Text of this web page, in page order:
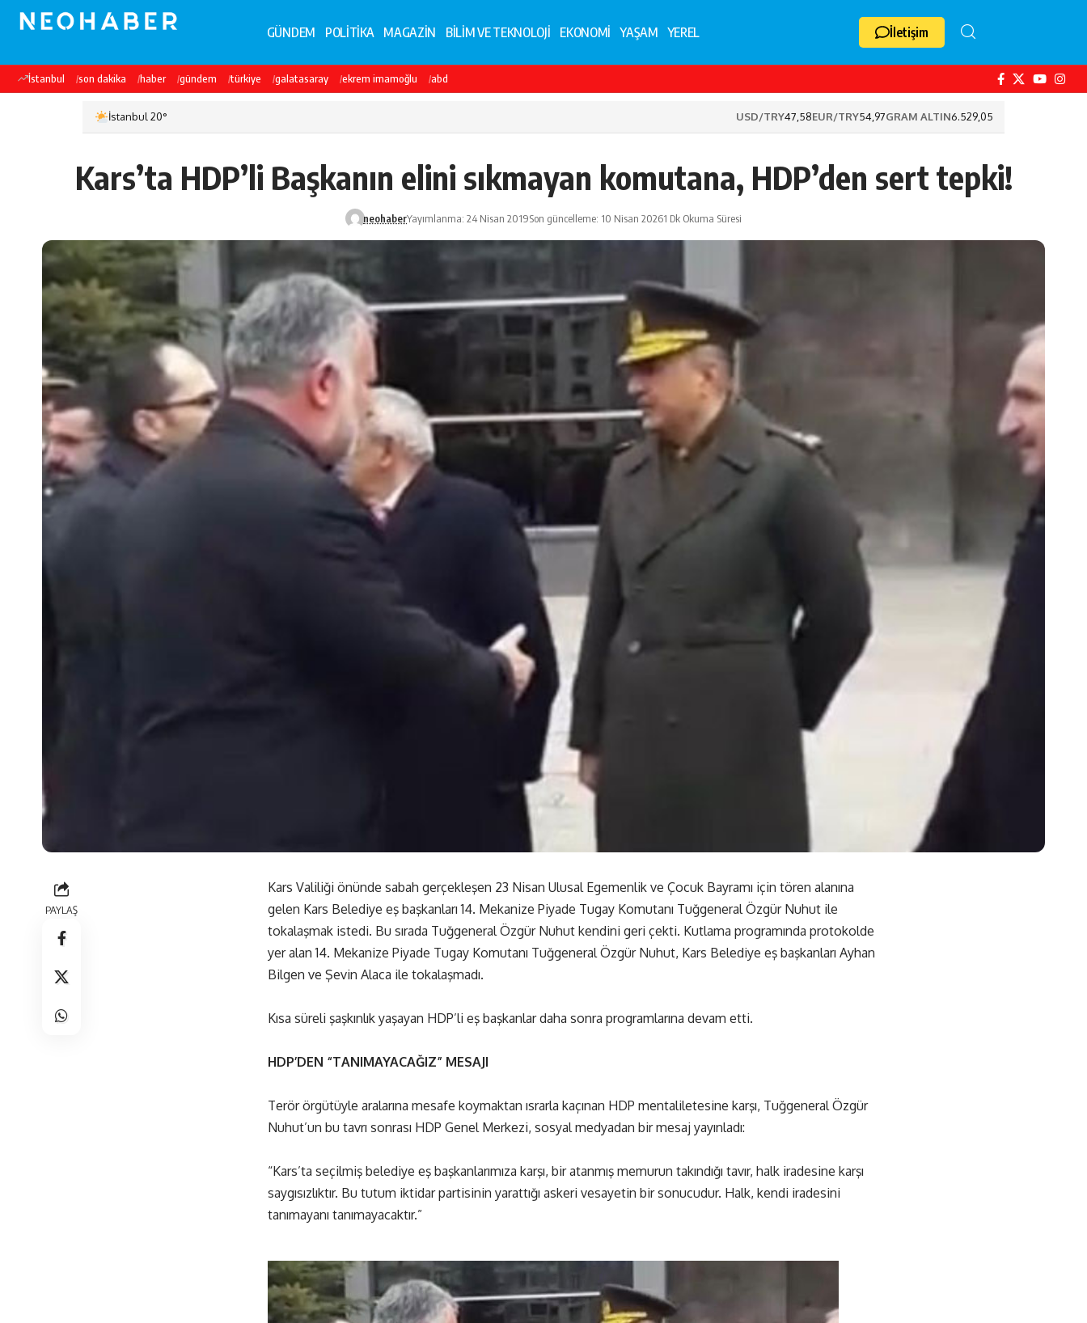
GÜNDEM POLİTİKA MAGAZİN BİLİM VE TEKNOLOJİ EKONOMİ YAŞAM YEREL İletişim
İstanbul son dakika haber gündem türkiye galatasaray ekrem imamoğlu abd
İstanbul 20° USD/TRY47,58EUR/TRY54,97GRAM ALTIN6.529,05
Kars’ta HDP’li Başkanın elini sıkmayan komutana, HDP’den sert tepki!
neohaberYayımlanma: 24 Nisan 2019Son güncelleme: 10 Nisan 20261 Dk Okuma Süresi
PAYLAŞ
Kars Valiliği önünde sabah gerçekleşen 23 Nisan Ulusal Egemenlik ve Çocuk Bayramı için tören alanına
gelen Kars Belediye eş başkanları 14. Mekanize Piyade Tugay Komutanı Tuğgeneral Özgür Nuhut ile
tokalaşmak istedi. Bu sırada Tuğgeneral Özgür Nuhut kendini geri çekti. Kutlama programında protokolde
yer alan 14. Mekanize Piyade Tugay Komutanı Tuğgeneral Özgür Nuhut, Kars Belediye eş başkanları Ayhan
Bilgen ve Şevin Alaca ile tokalaşmadı.
Kısa süreli şaşkınlık yaşayan HDP’li eş başkanlar daha sonra programlarına devam etti.
HDP’DEN “TANIMAYACAĞIZ” MESAJI
Terör örgütüyle aralarına mesafe koymaktan ısrarla kaçınan HDP mentaliletesine karşı, Tuğgeneral Özgür
Nuhut’un bu tavrı sonrası HDP Genel Merkezi, sosyal medyadan bir mesaj yayınladı:
“Kars’ta seçilmiş belediye eş başkanlarımıza karşı, bir atanmış memurun takındığı tavır, halk iradesine karşı
saygısızlıktır. Bu tutum iktidar partisinin yarattığı askeri vesayetin bir sonucudur. Halk, kendi iradesini
tanımayanı tanımayacaktır.”